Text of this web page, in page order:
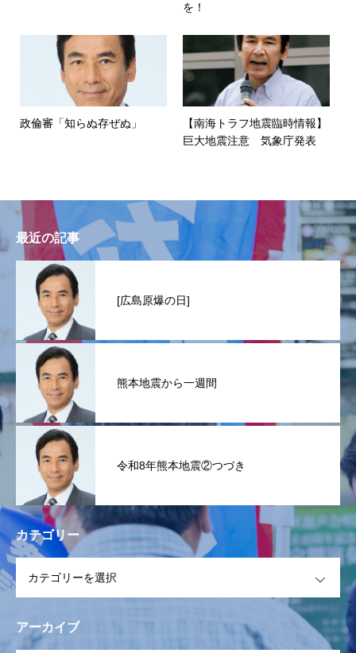
を！
政倫審「知らぬ存ぜぬ」
【南海トラフ地震臨時情報】
巨大地震注意 気象庁発表
最近の記事
[広島原爆の日]
熊本地震から一週間
令和8年熊本地震②つづき
カテゴリー
アーカイブ